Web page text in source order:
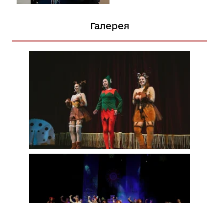
Галерея